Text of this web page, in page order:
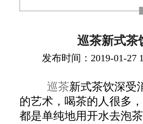
巡茶新式茶
发布时间：2019-01-27
巡茶新式茶饮深受
的艺术，喝茶的人很多
都是单纯地用开水去泡